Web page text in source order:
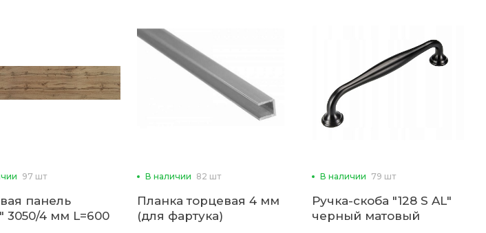
97 шт
панель
3050/4 мм L=600
В наличии 82 шт
Планка торцевая 4 мм
(для фартука)
В наличии 79 шт
Ручка-скоба "128 S AL"
черный матовый